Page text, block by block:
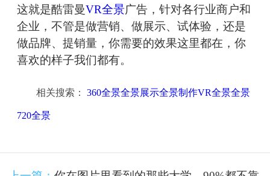
这就是酷雷曼VR全景广告，针对各行业商户和
企业，不管是做营销、做展示、试体验，还是
做品牌、提销量，你需要的效果这里都在，你
喜欢的样子我们都有。
相关搜索： 360全景全景展示全景制作VR全景全景
720全景